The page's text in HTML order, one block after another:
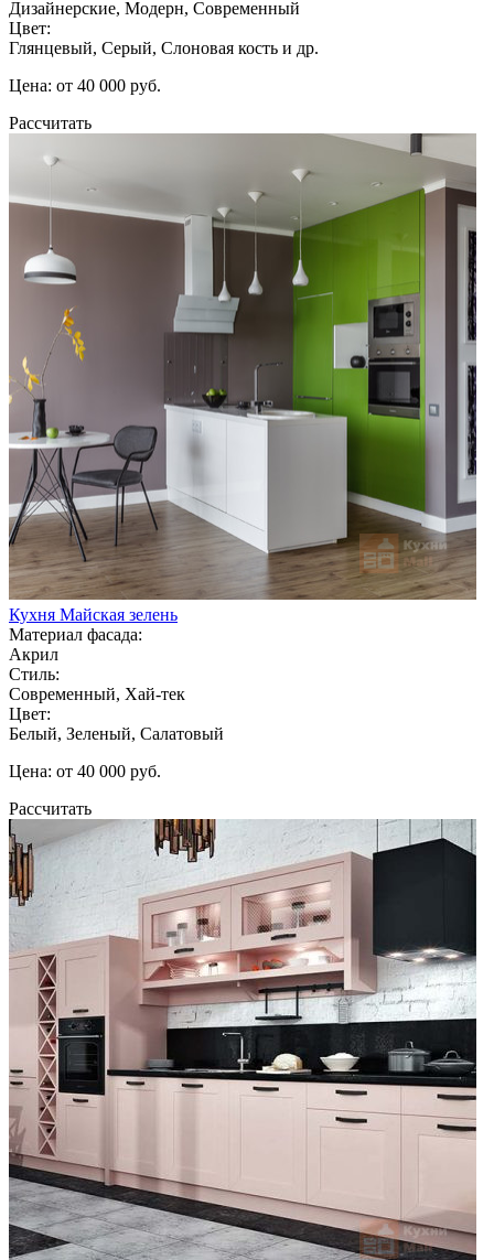
Дизайнерские, Модерн, Современный
Цвет:
Глянцевый, Серый, Слоновая кость и др.
Цена: от 40 000 руб.
Рассчитать
Кухня Майская зелень
Материал фасада:
Акрил
Стиль:
Современный, Хай-тек
Цвет:
Белый, Зеленый, Салатовый
Цена: от 40 000 руб.
Рассчитать